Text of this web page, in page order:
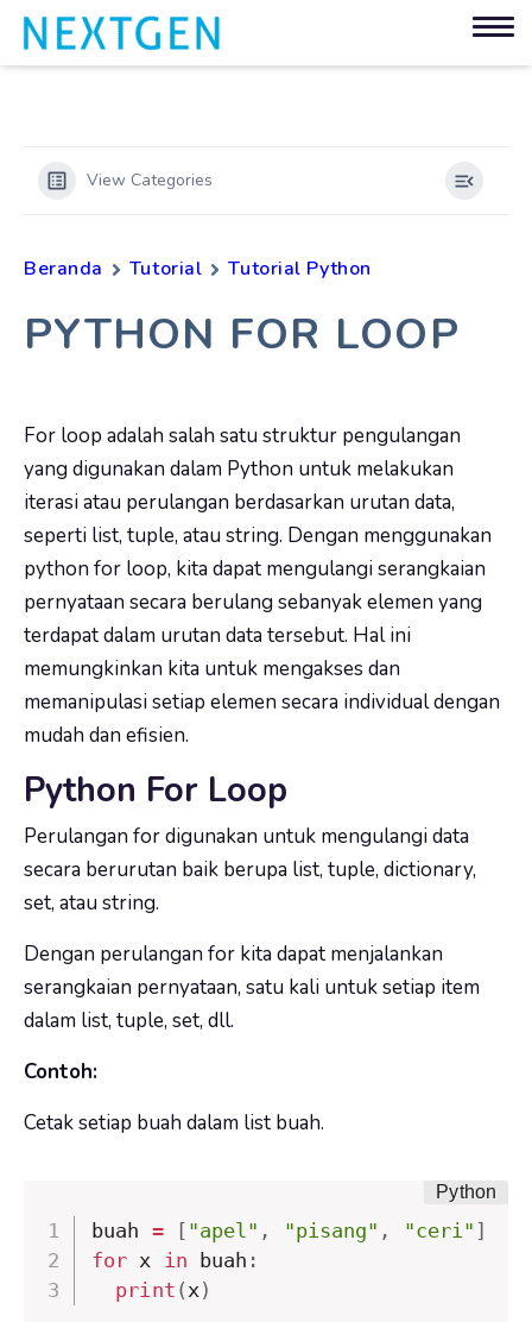
View Categories
Beranda Tutorial Tutorial Python
PYTHON FOR LOOP
For loop adalah salah satu struktur pengulangan
yang digunakan dalam Python untuk melakukan
iterasi atau perulangan berdasarkan urutan data,
seperti list, tuple, atau string. Dengan menggunakan
python for loop, kita dapat mengulangi serangkaian
pernyataan secara berulang sebanyak elemen yang
terdapat dalam urutan data tersebut. Hal ini
memungkinkan kita untuk mengakses dan
memanipulasi setiap elemen secara individual dengan
mudah dan efisien.
Python For Loop
Perulangan fordigunakan untuk mengulangi data
secara berurutan baik berupa list, tuple, dictionary,
set, atau string.
Dengan perulangan for kita dapat menjalankan
serangkaian pernyataan, satu kali untuk setiap item
dalam list, tuple, set, dll.
Contoh:
Cetak setiap buah dalam list buah.
buah = [ "apel" , "pisang" , "ceri" ]
for x in buah :
print ( x )